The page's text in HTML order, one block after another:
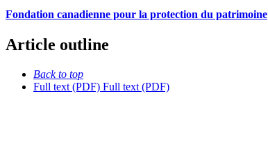
Fondation canadienne pour la protection du patrimoine
Article outline
Back to top
Full text (PDF) Full text (PDF)